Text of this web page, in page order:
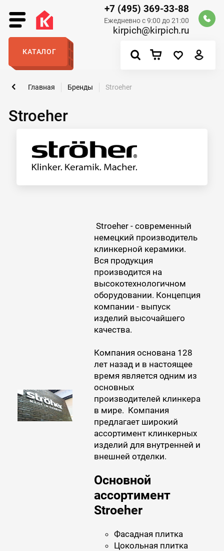
+7 (495) 369-33-88
Ежедневно с 9:00 до 21:00
kirpich@kirpich.ru
КАТАЛОГ
Stroeher
Главная Бренды Stroeher
Stroeher - современный
немецкий производитель
клинкерной керамики.
Вся продукция
производится на
высокотехнологичном
оборудовании. Концепция
компании - выпуск
изделий высочайшего
качества.
Компания основана 128
лет назад и в настоящее
время является одним из
основных
производителей клинкера
в мире. Компания
предлагает широкий
ассортимент клинкерных
изделий для внутренней и
внешней отделки.
Основной
ассортимент
Stroeher
Фасадная плитка
Цокольная плитка